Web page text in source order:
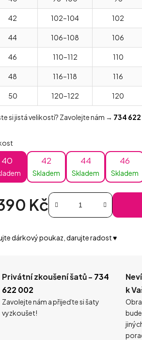
42 102–104 102
44 106–108 106
46 110–112 110
48 116–118 116
50 120–122 120
si jistá velikostí? Zavolejte nám → 734
40 42
Skladem
44
Skladem
46
Skladem
Kč
dárkový poukaz, darujte radost ♥️
Privátní zkoušení šatů - 734
622 002
Zavolejte nám a přijeďte si šaty
vyzkoušet!
k